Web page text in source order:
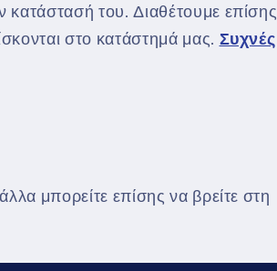
του. Διαθέτουμε επίσης
στο κατάστημά μας. Συχνές
μπορείτε επίσης να βρείτε στη